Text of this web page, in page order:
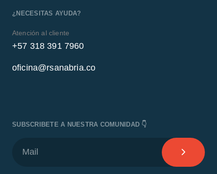
¿NECESITAS AYUDA?
Atención al cliente
+57 318 391 7960
oficina@rsanabria.co
SUBSCRIBETE A NUESTRA COMUNIDAD 👇